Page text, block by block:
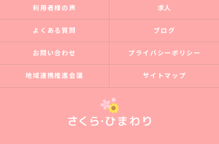
利用者様の声 求人
よくある質問 ブログ
お問い合わせ プライバシーポリシー
地域連携推進会議 サイトマップ